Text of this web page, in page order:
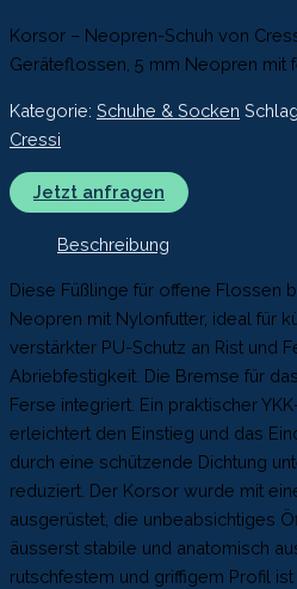
Korsor – Neopren-Schuh von
Geräteflossen, 5 mm Neopren mit
Kategorie: Schuhe & Socken
Cressi
Jetzt anfragen
Beschreibung
Diese Füßlinge für offene Flossen
Neopren mit Nylonfutter, ideal für
verstärkter PU-Schutz an Rist und
Abriebfestigkeit. Die Bremse für
Ferse integriert. Ein praktischer
erleichtert den Einstieg und das
durch eine schützende Dichtung
reduziert. Der Korsor wurde mit
ausgerüstet, die unbeabsichtiges
äusserst stabile und anatomisch
rutschfestem und griffigem Profil ist